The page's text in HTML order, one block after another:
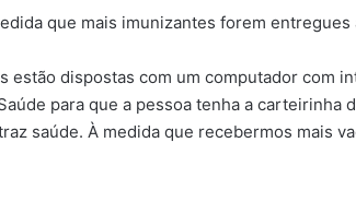
que mais imunizantes forem entregues
dispostas com um computador com
para que a pessoa tenha a carteirinha
saúde. À medida que recebermos mais